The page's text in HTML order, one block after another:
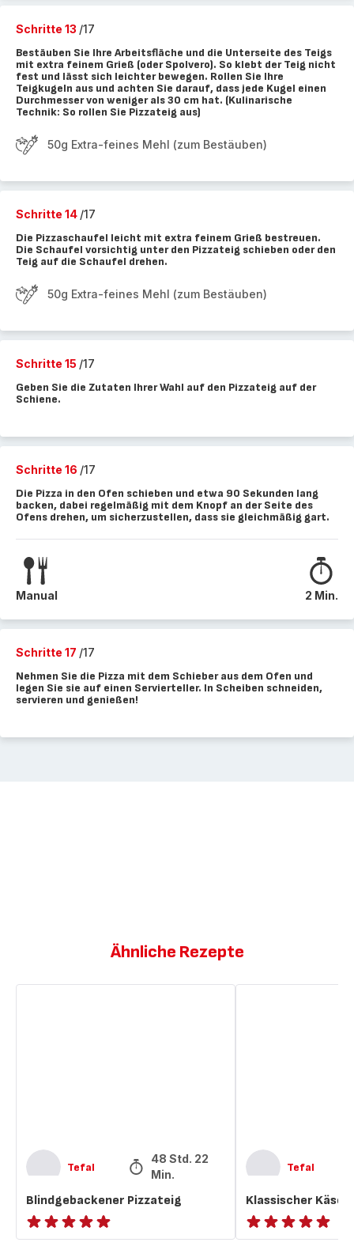
Schritte 13 /17
Bestäuben Sie Ihre Arbeitsfläche und die Unterseite des Teigs
mit extra feinem Grieß (oder Spolvero). So klebt der Teig nicht
fest und lässt sich leichter bewegen. Rollen Sie Ihre
Teigkugeln aus und achten Sie darauf, dass jede Kugel einen
Durchmesser von weniger als 30 cm hat. (Kulinarische
Technik: So rollen Sie Pizzateig aus)
50g Extra-feines Mehl (zum Bestäuben)
Schritte 14 /17
Die Pizzaschaufel leicht mit extra feinem Grieß bestreuen.
Die Schaufel vorsichtig unter den Pizzateig schieben oder den
Teig auf die Schaufel drehen.
50g Extra-feines Mehl (zum Bestäuben)
Schritte 15 /17
Geben Sie die Zutaten Ihrer Wahl auf den Pizzateig auf der
Schiene.
Schritte 16 /17
Die Pizza in den Ofen schieben und etwa 90 Sekunden lang
backen, dabei regelmäßig mit dem Knopf an der Seite des
Ofens drehen, um sicherzustellen, dass sie gleichmäßig gart.
Manual 2 Min.
Schritte 17 /17
Nehmen Sie die Pizza mit dem Schieber aus dem Ofen und
legen Sie sie auf einen Servierteller. In Scheiben schneiden,
servieren und genießen!
Ähnliche Rezepte
Tefal
48 Std. 22
Min.
Blindgebackener Pizzateig
ratings.NaN
Tefal
Klassischer
ratings.NaN